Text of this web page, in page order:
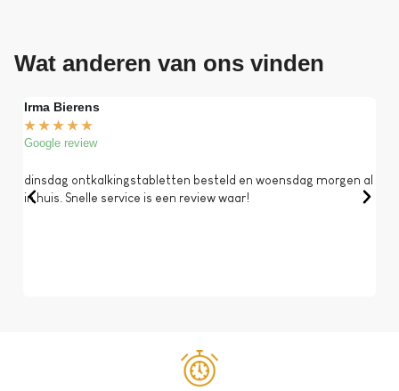
Wat anderen van ons vinden
Irma Bierens
★ ★ ★ ★ ★
Google review
dinsdag ontkalkingstabletten besteld en woensdag morgen al
in huis. Snelle service is een review waar!